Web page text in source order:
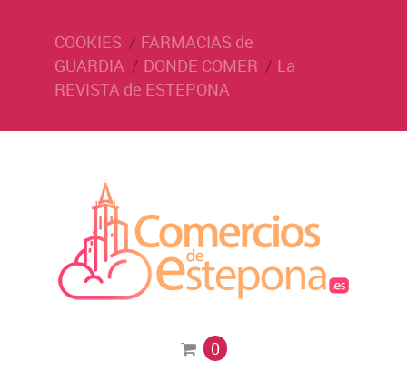
COOKIES
FARMACIAS de
GUARDIA
DONDE COMER
La
REVISTA de ESTEPONA
0